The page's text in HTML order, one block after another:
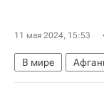
11 мая 2024, 15:53
В мире